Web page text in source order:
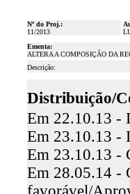
Nº do Proj.:
11/2013
Ementa:
ALTERA A COMPOSIÇÃO DA
Descrição:
Distribuição/
Em 22.10.13 -
Em 23.10.13 -
Em 23.10.13 -
Em 28.05.14 -